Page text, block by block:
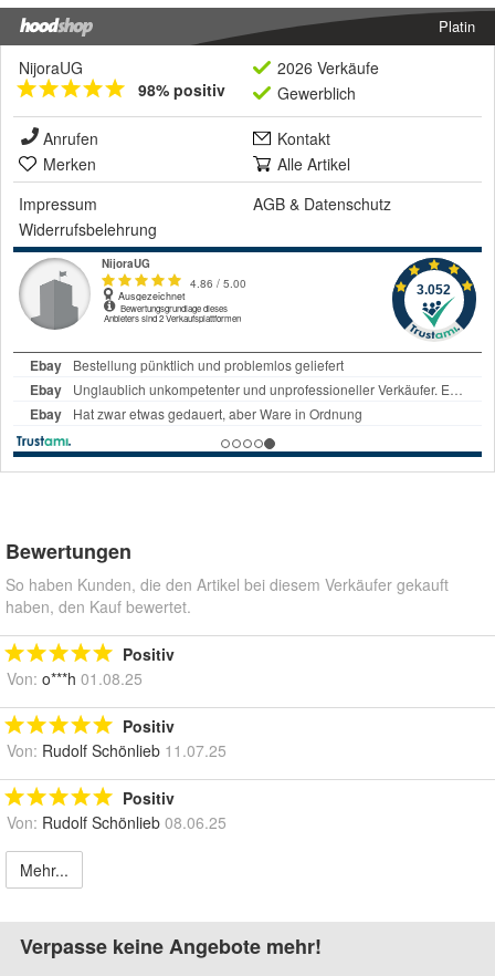
Platin
NijoraUG
98% positiv
2026 Verkäufe
Gewerblich
Anrufen
Kontakt
Merken
Alle Artikel
Impressum
AGB & Datenschutz
Widerrufsbelehrung
Bewertungen
So haben Kunden, die den Artikel bei diesem Verkäufer gekauft
haben, den Kauf bewertet.
Positiv
Von: o***h 01.08.25
Positiv
Von: Rudolf Schönlieb 11.07.25
Positiv
Von: Rudolf Schönlieb 08.06.25
Mehr...
Verpasse keine Angebote mehr!